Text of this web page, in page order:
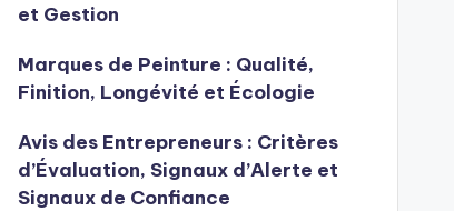
et Gestion
Marques de Peinture : Qualité,
Finition, Longévité et Écologie
Avis des Entrepreneurs : Critères
d’Évaluation, Signaux d’Alerte et
Signaux de Confiance